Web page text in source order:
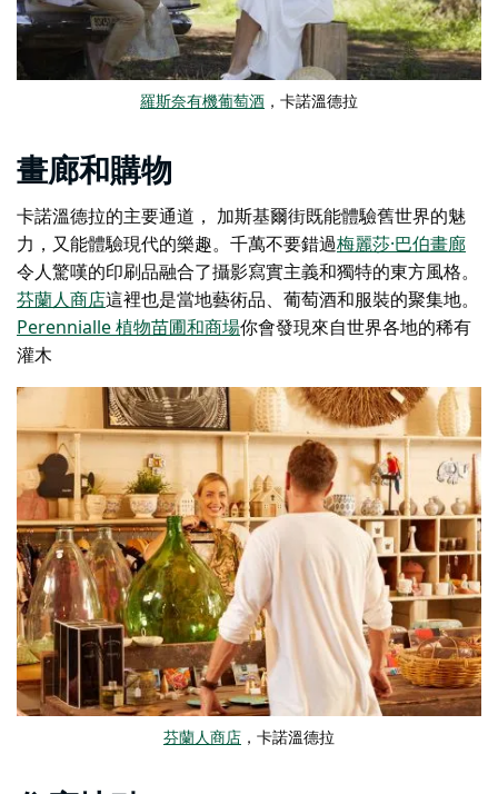
羅斯奈有機葡萄酒 ，卡諾溫德拉
畫廊和購物
卡諾溫德拉的主要通道， 加斯基爾街既能體驗舊世界的魅
力，又能體驗現代的樂趣。千萬不要錯過梅麗莎·巴伯畫廊
令人驚嘆的印刷品融合了攝影寫實主義和獨特的東方風格。
芬蘭人商店這裡也是當地藝術品、葡萄酒和服裝的聚集地。
Perennialle 植物苗圃和商場你會發現來自世界各地的稀有
灌木
芬蘭人商店 ，卡諾溫德拉